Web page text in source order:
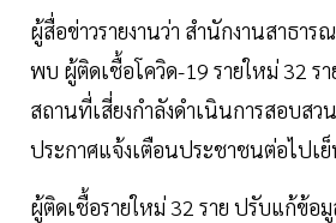
ผู้สื่อข่าวรายงานว่า สำนักงานสาธา
พบ ผู้ติดเชื้อโควิด-19 รายใหม่ 32 ร
สถานที่เสี่ยงกำลังดำเนินการสอบสว
ประกาศแจ้งเตือนประชาชนต่อไปเ
ผู้ติดเชื้อรายใหม่ 32 ราย ปรับแก้ข้อ